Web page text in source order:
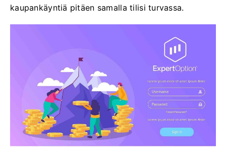
kaupankäyntiä pitäen samalla tilisi turvassa.